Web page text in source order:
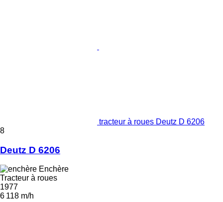
tracteur à roues Deutz D 6206
8
Deutz D 6206
Enchère
Tracteur à roues
1977
6 118 m/h